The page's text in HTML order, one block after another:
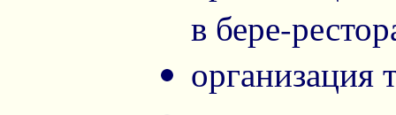
в бере-
организация